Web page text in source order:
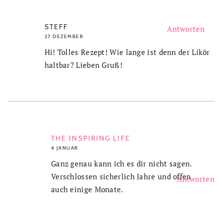
STEFF
27 DEZEMBER
Hi! Tolles Rezept! Wie lange ist denn der Likör
haltbar? Lieben Gruß!
THE INSPIRING LIFE
4 JANUAR
Antworten
Ganz genau kann ich es dir nicht sagen.
Verschlossen sicherlich Jahre und offen
auch einige Monate.
Antworten